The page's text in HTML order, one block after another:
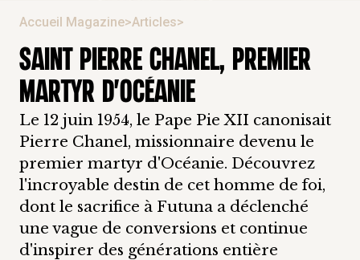
Accueil Magazine>Articles>
SAINT PIERRE CHANEL, PREMIER
MARTYR D'OCÉANIE
Le 12 juin 1954, le Pape Pie XII canonisait
Pierre Chanel, missionnaire devenu le
premier martyr d'Océanie. Découvrez
l'incroyable destin de cet homme de foi,
dont le sacrifice à Futuna a déclenché
une vague de conversions et continue
d'inspirer des générations entière